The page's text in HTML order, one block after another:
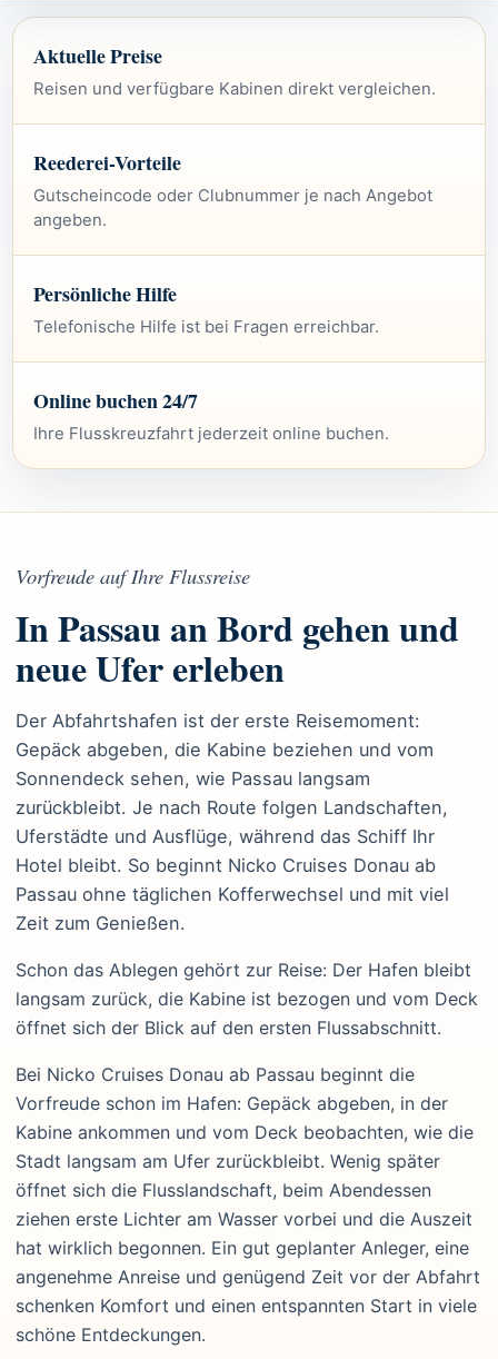
Aktuelle Preise
Reisen und verfügbare Kabinen direkt vergleichen.
Reederei-Vorteile
Gutscheincode oder Clubnummer je nach Angebot
angeben.
Persönliche Hilfe
Telefonische Hilfe ist bei Fragen erreichbar.
Online buchen 24/7
Ihre Flusskreuzfahrt jederzeit online buchen.
Vorfreude auf Ihre Flussreise
In Passau an Bord gehen und
neue Ufer erleben
Der Abfahrtshafen ist der erste Reisemoment:
Gepäck abgeben, die Kabine beziehen und vom
Sonnendeck sehen, wie Passau langsam
zurückbleibt. Je nach Route folgen Landschaften,
Uferstädte und Ausflüge, während das Schiff Ihr
Hotel bleibt. So beginnt Nicko Cruises Donau ab
Passau ohne täglichen Kofferwechsel und mit viel
Zeit zum Genießen.
Schon das Ablegen gehört zur Reise: Der Hafen bleibt
langsam zurück, die Kabine ist bezogen und vom Deck
öffnet sich der Blick auf den ersten Flussabschnitt.
Bei Nicko Cruises Donau ab Passau beginnt die
Vorfreude schon im Hafen: Gepäck abgeben, in der
Kabine ankommen und vom Deck beobachten, wie die
Stadt langsam am Ufer zurückbleibt. Wenig später
öffnet sich die Flusslandschaft, beim Abendessen
ziehen erste Lichter am Wasser vorbei und die Auszeit
hat wirklich begonnen. Ein gut geplanter Anleger, eine
angenehme Anreise und genügend Zeit vor der Abfahrt
schenken Komfort und einen entspannten Start in viele
schöne Entdeckungen.